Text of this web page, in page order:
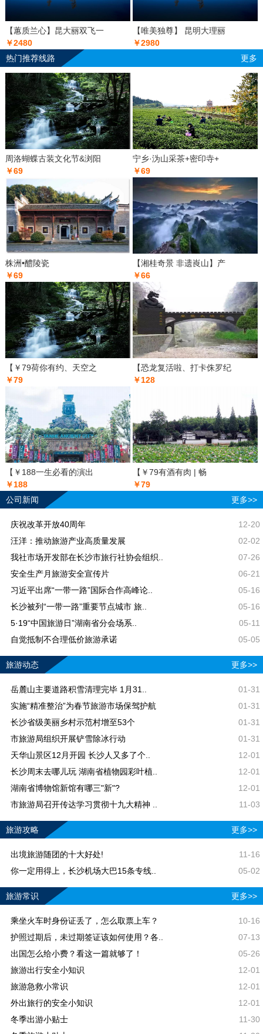
【蕙质兰心】昆大丽双飞一
￥2480
【唯美独尊】 昆明大理丽
￥2980
热门推荐线路
更多
周洛蝴蝶古装文化节&浏阳
￥69
宁乡·沩山采茶+密印寺+
￥69
株洲•醴陵瓷
￥69
【湘桂奇景 非遗崀山】产
￥66
【￥79荷你有约、天空之
￥79
【恐龙复活啦、打卡侏罗纪
￥128
【￥188一生必看的演出
￥188
【￥79有酒有肉 | 畅
￥79
公司新闻
更多>>
庆祝改革开放40周年
12-20
汪洋：推动旅游产业高质量发展
02-02
我社市场开发部在长沙市旅行社协会组织..
07-26
安全生产月旅游安全宣传片
06-21
习近平出席“一带一路”国际合作高峰论..
05-16
长沙被列“一带一路”重要节点城市 旅..
05-16
5·19“中国旅游日”湖南省分会场系..
05-11
自觉抵制不合理低价旅游承诺
05-05
旅游动态 更多>>
岳麓山主要道路积雪清理完毕 1月31..
01-31
实施“精准整治”为春节旅游市场保驾护航
01-31
长沙省级美丽乡村示范村增至53个
01-31
市旅游局组织开展铲雪除冰行动
01-31
天华山景区12月开园 长沙人又多了个..
12-01
长沙周末去哪儿玩 湖南省植物园彩叶植..
12-01
湖南省博物馆新馆有哪三"新"?
12-01
市旅游局召开传达学习贯彻十九大精神 ..
11-03
旅游攻略 更多>>
出境旅游随团的十大好处!
11-16
你一定用得上，长沙机场大巴15条专线..
05-02
旅游常识 更多>>
乘坐火车时身份证丢了，怎么取票上车？
10-16
护照过期后，未过期签证该如何使用？各..
07-13
出国怎么给小费？看这一篇就够了！
05-26
旅游出行安全小知识
12-01
旅游急救小常识
12-01
外出旅行的安全小知识
12-01
冬季出游小贴士
11-30